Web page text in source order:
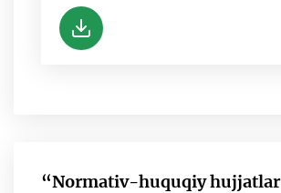
“Normativ-huquqiy hujjatlar